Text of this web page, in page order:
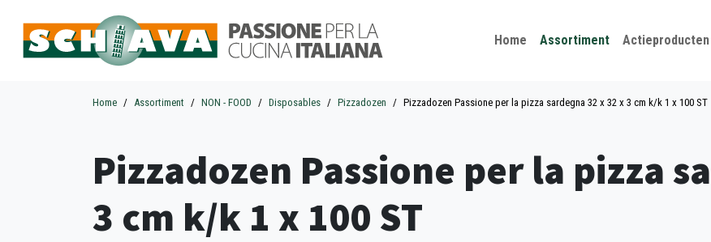
Home Assortiment Actieproducten
Home Assortiment NON - FOOD Disposables Pizzadozen Pizzadozen Passione per la pizza sardegna 32 x 32 x 3 cm k/k 1 x 100 ST
Pizzadozen Passione per la pizza
3 cm k/k 1 x 100 ST